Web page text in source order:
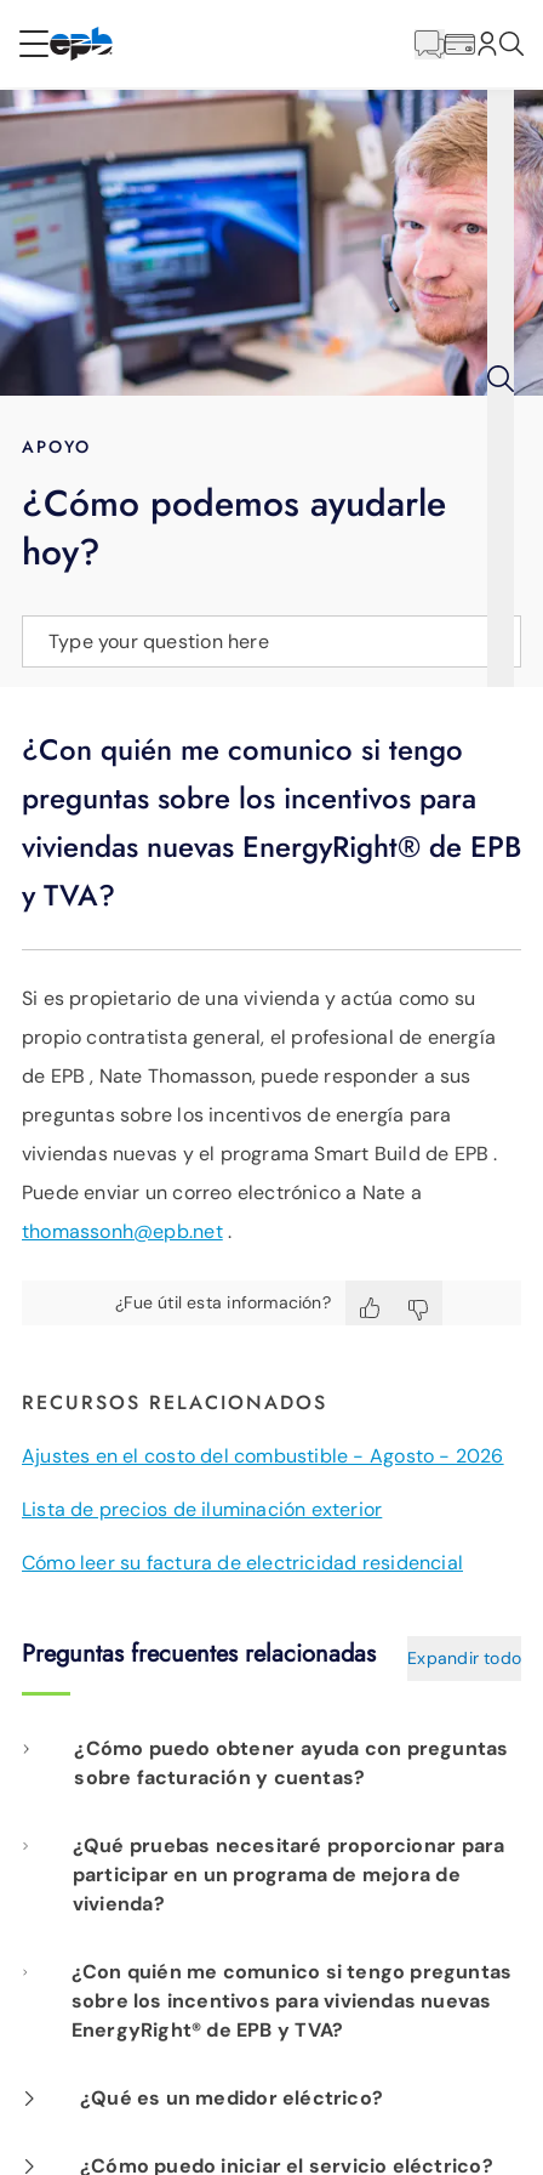
RESIDENCIAL
Internet
Energía
Televisión
BLOG
APOYO
principal
APOYO
¿Cómo podemos ayudarle
hoy?
Type your question here
¿Con quién me comunico si tengo
preguntas sobre los incentivos para
viviendas nuevas EnergyRight® de EPB
y TVA?
Si es propietario de una vivienda y actúa como su
propio contratista general, el profesional de energía
de EPB , Nate Thomasson, puede responder a sus
preguntas sobre los incentivos de energía para
viviendas nuevas y el programa Smart Build de EPB .
Puede enviar un correo electrónico a Nate a
thomassonh@epb.net.
¿Fue útil esta información?
RECURSOS RELACIONADOS
Ajustes en el costo del combustible - Agosto - 2026
Lista de precios de iluminación exterior
Cómo leer su factura de electricidad residencial
Preguntas frecuentes relacionadas Expandir todo
¿Cómo puedo obtener ayuda con preguntas
sobre facturación y cuentas?
Simplemente llámenos al423-648-1372en
cualquier momento del día o de la noche para
obtener asistencia con la facturación.
¿Qué pruebas necesitaré proporcionar para
participar en un programa de mejora de
vivienda?
Necesitamos prueba de lo siguiente para
confirmar su elegibilidad:
Licencia de conducir o identificación
¿Con quién me comunico si tengo preguntas
sobre los incentivos para viviendas nuevas
EnergyRight® de EPB y TVA?
Si es propietario de una vivienda y actúa
¿Qué es un medidor eléctrico?
Como parte de la Red Automatizada de EPB,
¿Cómo puedo iniciar el servicio eléctrico?